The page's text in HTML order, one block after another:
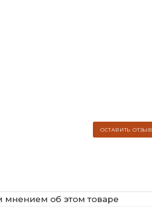
ОСТАВИТЬ ОТЗЫВ
мнением об этом товаре